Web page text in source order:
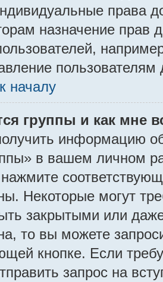
права
назначение прав
началу
группы и как мне
информацию
в вашем личном
Некоторые могут
закрытыми или
то вы можете
кнопке. Если
запрос на